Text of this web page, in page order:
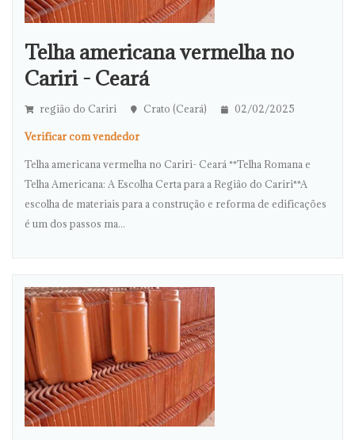
Telha americana vermelha no
Cariri - Ceará
região do Cariri Crato (Ceará) 02/02/2025
Verificar com vendedor
Telha americana vermelha no Cariri- Ceará **Telha Romana e
Telha Americana: A Escolha Certa para a Região do Cariri**A
escolha de materiais para a construção e reforma de edificações
é um dos passos ma...